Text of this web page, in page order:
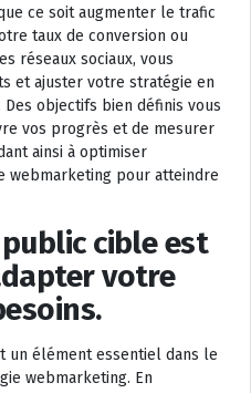
ce soit augmenter le trafic
taux de conversion ou
réseaux sociaux, vous
et ajuster votre stratégie en
objectifs bien définis vous
vos progrès et de mesurer
ainsi à optimiser
webmarketing pour atteindre
cible est
votre
un élément essentiel dans le
webmarketing. En